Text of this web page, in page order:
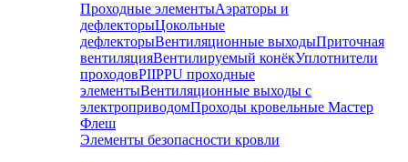
Проходные элементыАэраторы и
дефлекторыЦокольные
дефлекторыВентиляционные выходыПриточная
вентиляцияВентилируемый конёкУплотнители
проходовPIIPPU проходные
элементыВентиляционные выходы с
электроприводомПроходы кровельные Мастер
Флеш
Элементы безопасности кровли